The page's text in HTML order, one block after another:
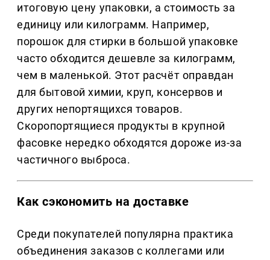
итоговую цену упаковки, а стоимость за
единицу или килограмм. Например,
порошок для стирки в большой упаковке
часто обходится дешевле за килограмм,
чем в маленькой. Этот расчёт оправдан
для бытовой химии, круп, консервов и
других непортящихся товаров.
Скоропортящиеся продукты в крупной
фасовке нередко обходятся дороже из-за
частичного выброса.
Как сэкономить на доставке
Среди покупателей популярна практика
объединения заказов с коллегами или